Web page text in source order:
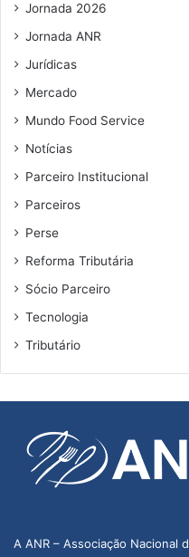
Jornada 2026
Jornada ANR
Jurídicas
Mercado
Mundo Food Service
Notícias
Parceiro Institucional
Parceiros
Perse
Reforma Tributária
Sócio Parceiro
Tecnologia
Tributário
A ANR – Associação Nacional